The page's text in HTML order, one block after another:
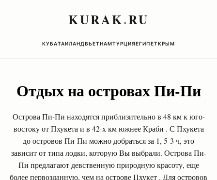
KURAK.RU
КУБАТАИЛАНДВЬЕТНАМТУРЦИЯЕГИПЕТКРЫМ
Отдых на островах Пи-Пи
Острова Пи-Пи находятся приблизительно в 48 км к юго-
востоку от Пхукета и в 42-х км южнее Краби . С Пхукета
до островов Пи-Пи можно добраться за 1, 5-3 ч, это
зависит от типа лодки, которую Вы выбрали. Острова Пи-
Пи предлагают девственную природную красоту, еще
более первозданную, чем на острове Пхукет . Для островов